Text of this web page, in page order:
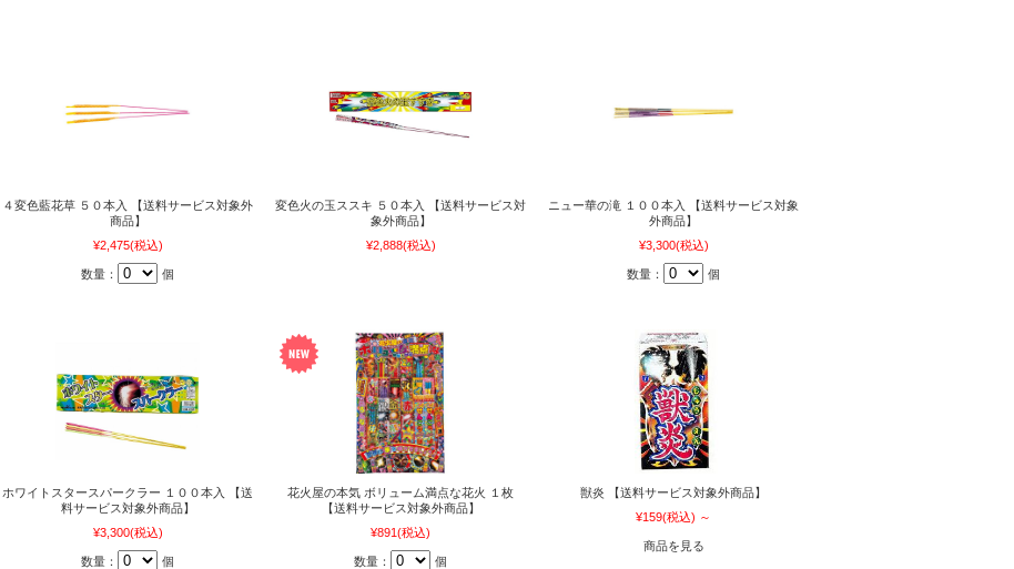
４変色藍花草 ５０本入 【送料サービス対象外
商品】
¥2,475(税込)
数量： 個
変色火の玉ススキ ５０本入 【送料サービス対
象外商品】
¥2,888(税込)
ニュー華の滝 １００本入 【送料サービス対象
外商品】
¥3,300(税込)
数量： 個
ホワイトスタースパークラー １００本入 【送
料サービス対象外商品】
¥3,300(税込)
数量： 個
花火屋の本気 ボリューム満点な花火 １枚
【送料サービス対象外商品】
¥891(税込)
数量： 個
獣炎 【送料サービス対象外商品】
¥159(税込) ～
商品を見る